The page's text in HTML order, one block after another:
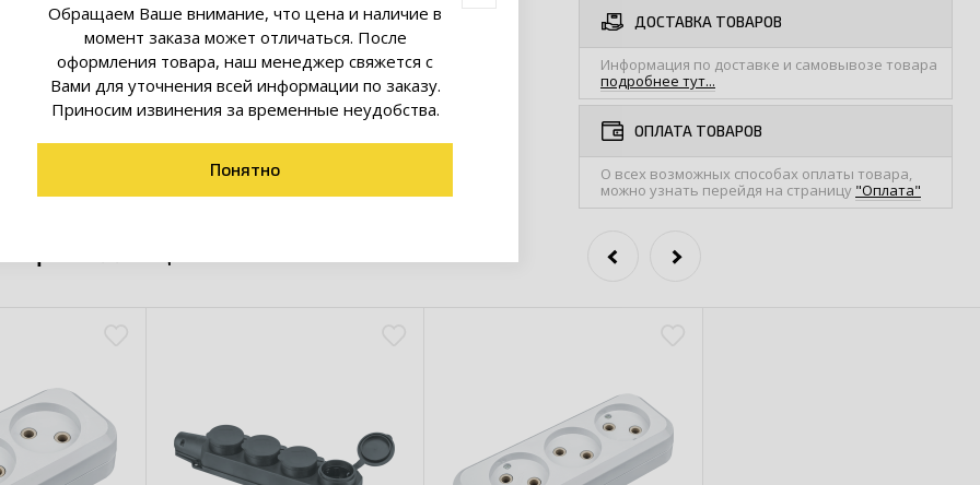
ДОСТАВКА ТОВАРОВ
Информация по доставке и самовывозе товара
подробнее тут...
ОПЛАТА ТОВАРОВ
О всех возможных способах оплаты товара,
можно узнать перейдя на страницу "Оплата"
коллекции
Обращаем Ваше внимание, что цена и наличие в
момент заказа может отличаться. После
оформления товара, наш менеджер свяжется с
Вами для уточнения всей информации по заказу.
Приносим извинения за временные неудобства.
Понятно